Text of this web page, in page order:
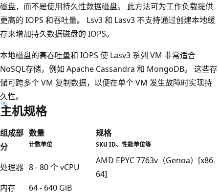
磁盘，而不是使用持久性数据磁盘。 此方法可为工作负载提供
更高的 IOPS 和吞吐量。 Lsv3 和 Lasv3 不支持通过创建本地缓
存来增加持久数据磁盘的 IOPS。
本地磁盘的高吞吐量和 IOPS 使 Lasv3 系列 VM 非常适合
NoSQL存储，例如 Apache Cassandra 和 MongoDB。 这些存
储可跨多个 VM 复制数据，以便在单个 VM 发生故障时实现持
久性。
主机规格
组成部
分
数量
计数单位
规格
SKU ID、性能单位等
处理器 8 - 80 个 vCPU
AMD EPYC 7763v（Genoa）[x86-
64]
内存
64 - 640 GiB